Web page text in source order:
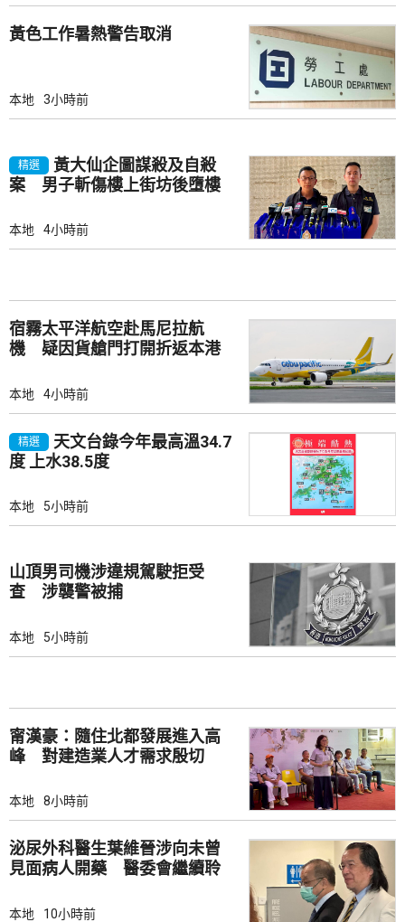
黃色工作暑熱警告取消
本地 3小時前
精選
黃大仙企圖謀殺及自殺
案 男子斬傷樓上街坊後墮樓
本地 4小時前
宿霧太平洋航空赴馬尼拉航
機 疑因貨艙門打開折返本港
本地 4小時前
精選
天文台錄今年最高溫34.7
度 上水38.5度
本地 5小時前
山頂男司機涉違規駕駛拒受
查 涉襲警被捕
本地 5小時前
甯漢豪：隨住北都發展進入高
峰 對建造業人才需求殷切
本地 8小時前
泌尿外科醫生葉維晉涉向未曾
見面病人開藥 醫委會繼續聆
本地 10小時前